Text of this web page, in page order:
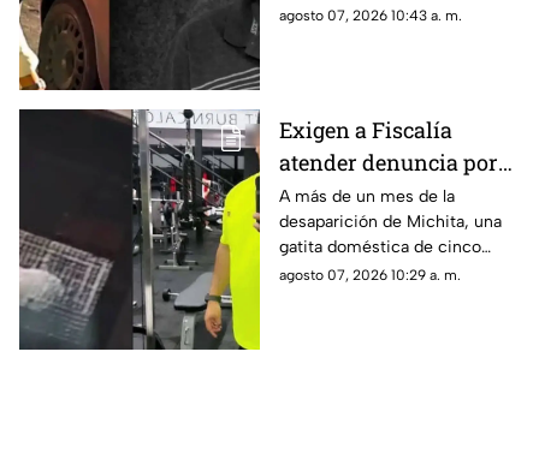
difundirse en redes sociales.
agosto 07, 2026 10:43 a. m.
Exigen a Fiscalía
atender denuncia por
presunto abandono de
la gatita Michita en
Chihuahua
A más de un mes de la
desaparición de Michita, una
gatita doméstica de cinco
años, su familia y personas
agosto 07, 2026 10:29 a. m.